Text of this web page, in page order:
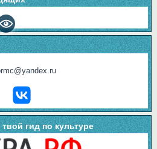
гид по культуре